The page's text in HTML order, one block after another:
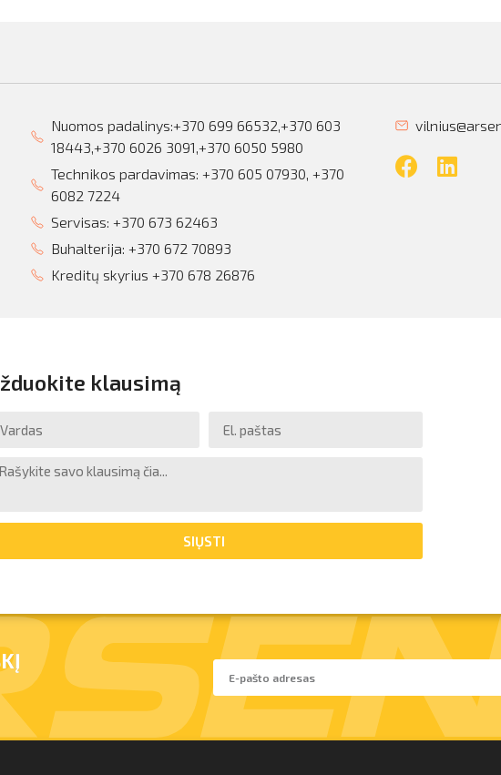
Nuomos padalinys:+370 699 66532,+370 603
18443,+370 6026 3091,+370 6050 5980
Technikos pardavimas: +370 605 07930,+370
6082 7224
Servisas:+370 673 62463
Buhalterija:+370 672 70893
Kreditų skyrius +370 678 26876
klausimą
SIŲSTI